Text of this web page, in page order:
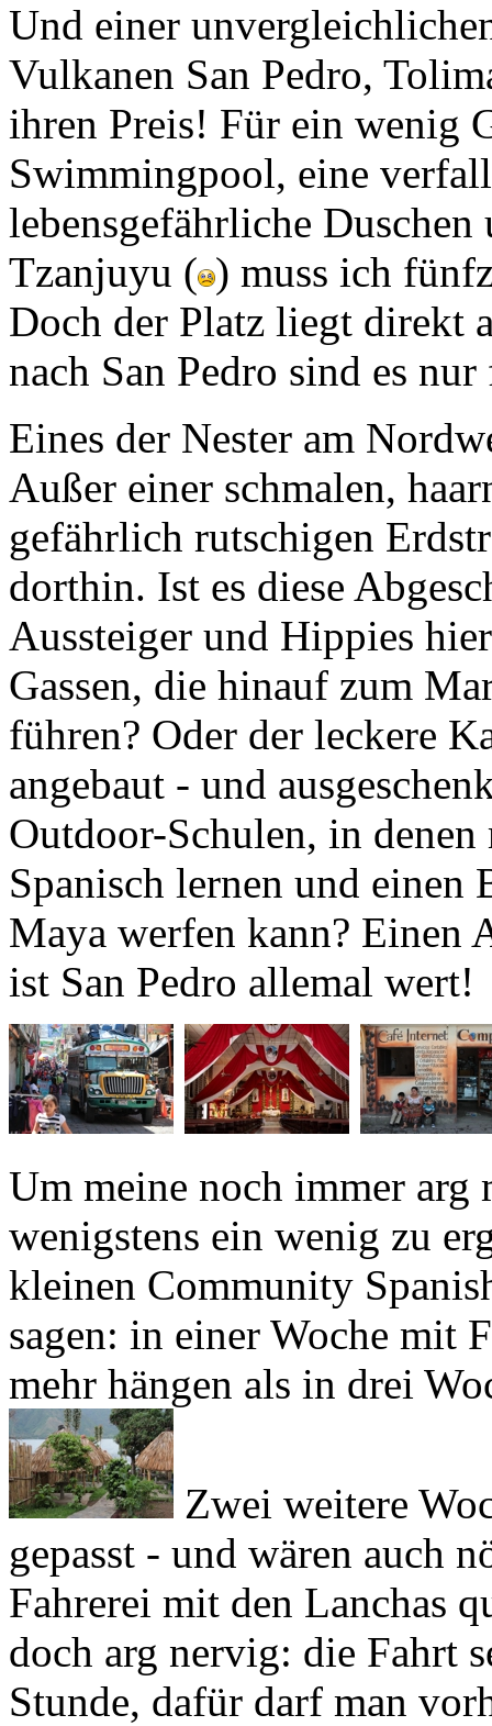
ihren Preis! Für ein wenig
Swimmingpool, eine
lebensgefährliche
Tzanjuyu( ) muss ich
Doch der Platz liegt direkt
nachSan Pedrosind es nur
Eines der Nester am
Außer einer schmalen,
gefährlich rutschigen
dorthin. Ist es diese
Aussteiger und Hippies
Gassen, die hinauf zum
führen? Oder der leckere
angebaut - und
Outdoor-Schulen, in
Spanisch lernen und
Maya werfen kann? Einen
ist San Pedro allemal wert!
Um meine noch immer arg
wenigstens ein wenig zu
kleinenCommunity
sagen: in einer Woche mit
mehr hängen als in drei
gepasst - und wären auch
Fahrerei mit den Lanchas
doch arg nervig: die Fahrt
Stunde, dafür darf man
viel Glück) und über einer